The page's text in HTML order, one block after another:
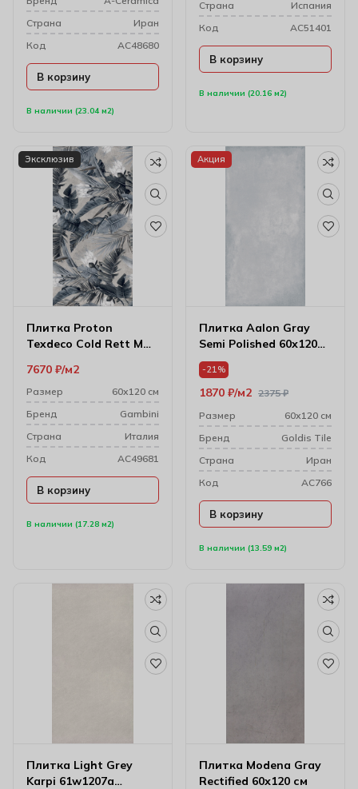
В наличии (23.04 м2)
Cтрана
Иран
Код
AC48680
В корзину
В наличии (20.16 м2)
Cтрана
Испания
Код
AC51401
В корзину
Эксклюзив
Плитка Proton
Texdeco Cold Rett M
В наличии (17.28 м2)
7670 ₽ м2
Размер
60х120 см
Бренд
Gambini
Cтрана
Италия
Код
AC49681
В корзину
Акция
Плитка Aalon Gray
Semi Polished 60х120
см
В наличии (13.59 м2)
-21%
2375₽
1870 ₽ м2
Размер
60х120 см
Бренд
Goldis Tile
Cтрана
Иран
Код
AC766
В корзину
Плитка Light Grey
Karpi 61w1207a
Плитка Modena Gray
Rectified 60х120 см